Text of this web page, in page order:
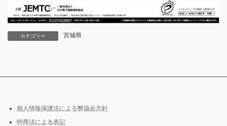
カテゴリー 宮城県
個人情報保護法による弊協会方針
特商法による表記